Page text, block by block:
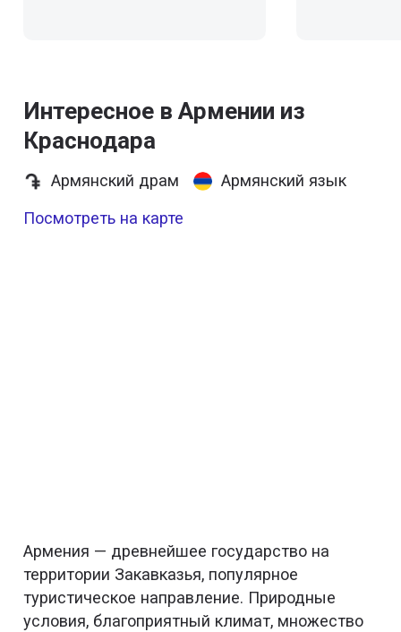
Интересное в Армении из
Краснодара
Армянский драм
Армянский язык
Посмотреть на карте
Армения — древнейшее государство на
территории Закавказья, популярное
туристическое направление. Природные
условия, благоприятный климат, множество